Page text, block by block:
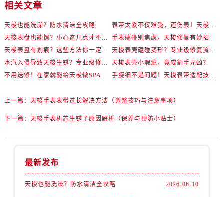
相关文章
天梭也能洗澡？防水清洁全攻略
表带太紧不仅难受，还伤表！天梭佩戴优化技巧
天梭表盘也能擦？小心这几点才不伤机芯
手表磕碰别焦虑，天梭修复有妙招
天梭表盘有划痕？这些方法你一定要试试！
天梭表壳磕碰变形？专业级修复流程大公开
水汽入侵导致天梭生锈？专业级修复思路大公开
天梭表壳小瑕疵，竟成割手元凶？
不用送修！在家就能给天梭做SPA
手腕细不是问题！天梭表带适配技巧一次讲透
上一篇： 天梭手表表带过长解决方法（调整技巧与注意事项）
下一篇： 天梭手表机芯生锈了原因解析（保养与预防小贴士）
最新发布
天梭也能洗澡？防水清洁全攻略 2026-06-10